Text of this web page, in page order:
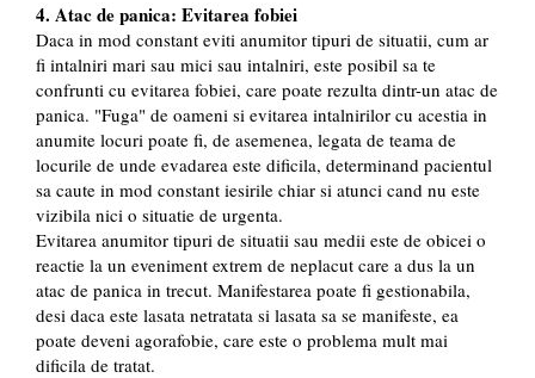
4. Atac de panica: Evitarea fobiei
Daca in mod constant eviti anumitor tipuri de situatii, cum ar
fi intalniri mari sau mici sau intalniri, este posibil sa te
confrunti cu evitarea fobiei, care poate rezulta dintr-un atac de
panica. "Fuga" de oameni si evitarea intalnirilor cu acestia in
anumite locuri poate fi, de asemenea, legata de teama de
locurile de unde evadarea este dificila, determinand pacientul
sa caute in mod constant iesirile chiar si atunci cand nu este
vizibila nici o situatie de urgenta.
Evitarea anumitor tipuri de situatii sau medii este de obicei o
reactie la un eveniment extrem de neplacut care a dus la un
atac de panica in trecut. Manifestarea poate fi gestionabila,
desi daca este lasata netratata si lasata sa se manifeste, ea
poate deveni agorafobie, care este o problema mult mai
dificila de tratat.